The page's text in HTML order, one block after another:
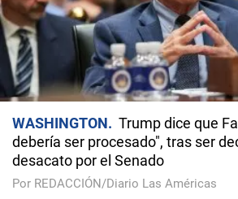
WASHINGTON
Trump dice que
debería ser procesado", tras ser
desacato por el Senado
Por REDACCIÓN/Diario Las Américas